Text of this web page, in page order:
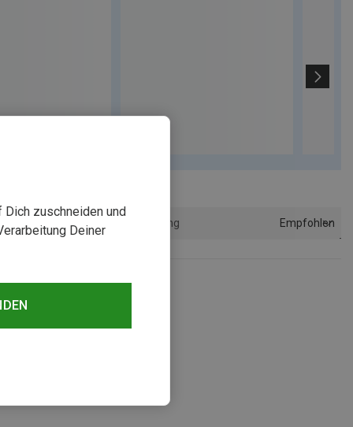
Sortierung Empfohlen
zuschneiden und
Deiner